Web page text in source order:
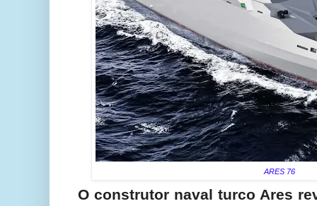
ARES 76
O construtor naval turco Ares